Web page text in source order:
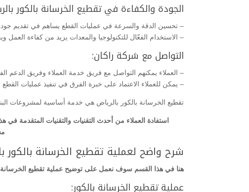
الجودة والكفاءة في تقطيع الخرسانة بالكور
– تحسين الدقة والسرعة في عمليات القطع يساهم في تقديم
– الاستخدام الفعّال للتكنولوجيا والمعدات يزيد من كفاءة العمل
التواصل مع شركة راكان:
– العملاء يمكنهم التواصل مع فريق خدمة العملاء وفريق الدعم
– يمكن للعملاء الاعتماد على خبرة الفرق في تنفيذ عمليات القطع
تقطيع الخرسانة بالكور بالرياض هي خدمة أساسية لمشروعات
استفادة العملاء من أحدث التقنيات والتقنيات المتقدمة
شرح واضح لعملية تقطيع الخرسانة بالكور
هنا في هذا القسم سوف نعمل على توضيح عملية تقطيع الخرسانة
عملية تقطيع الخرسانة بالكور: